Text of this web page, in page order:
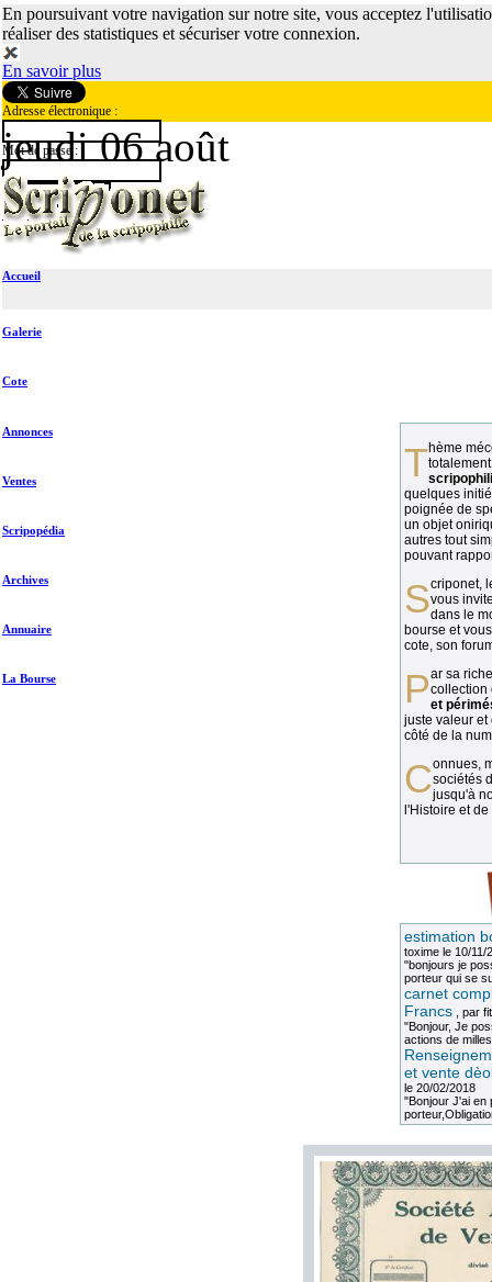
En poursuivant votre navigation sur notre site, vous acceptez
réaliser des statistiques et sécuriser votre connexion.
En savoir plus
Adresse électronique :
Mot de passe :
jeudi 06 août
Accueil
Galerie
Cote
Annonces
Ventes
Scripopédia
Archives
Annuaire
La Bourse
Thème méconnu des collectionneurs et
quelques
poignée de
un objet
autres tout
pouvant
vous
dans le
bourse et
cote, son
Par sa richesse et sa diversité, lacollection
et
juste valeur et
côté de la
Connues, méconnues, ou inconnues, lessociétés
jusqu'à
l'Histoire et
estimation
toximele 10/11/
"bonjours je
porteur qui se
carnet
Francs, par
"Bonjour, Je
actions de
et vente
le 20/02/2018
"Bonjour J'ai en